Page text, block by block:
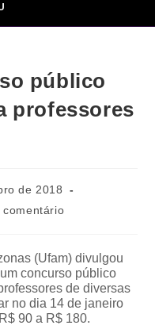
público
professores
de 2018
comentário
(Ufam) divulgou
concurso público
de diversas
no dia 14 de janeiro
90 a R$ 180.